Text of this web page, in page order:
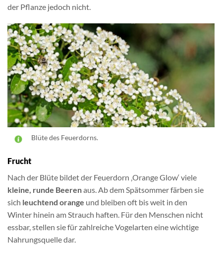
der Pflanze jedoch nicht.
Blüte des Feuerdorns.
Frucht
Nach der Blüte bildet der Feuerdorn ‚Orange Glow‘ viele
kleine, runde Beerenaus. Ab dem Spätsommer färben sie
sich leuchtend orange und bleiben oft bis weit in den
Winter hinein am Strauch haften. Für den Menschen nicht
essbar, stellen sie für zahlreiche Vogelarten eine wichtige
Nahrungsquelle dar.